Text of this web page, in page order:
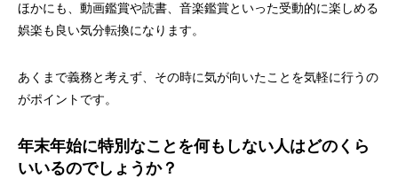
ほかにも、動画鑑賞や読書、音楽鑑賞といった受動的に楽しめる
娯楽も良い気分転換になります。
あくまで義務と考えず、その時に気が向いたことを気軽に行うの
がポイントです。
年末年始に特別なことを何もしない人はどのくら
いいるのでしょうか？